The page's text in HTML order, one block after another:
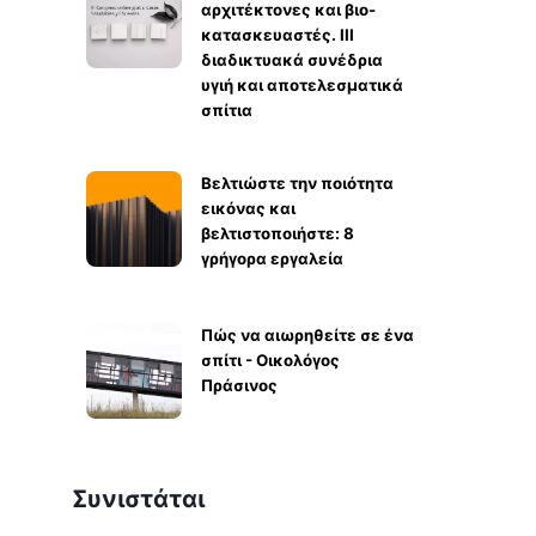
αρχιτέκτονες και βιο-
κατασκευαστές. ΙΙΙ
διαδικτυακά συνέδρια
υγιή και αποτελεσματικά
σπίτια
Βελτιώστε την ποιότητα
εικόνας και
βελτιστοποιήστε: 8
γρήγορα εργαλεία
Πώς να αιωρηθείτε σε ένα
σπίτι - Οικολόγος
Πράσινος
Συνιστάται